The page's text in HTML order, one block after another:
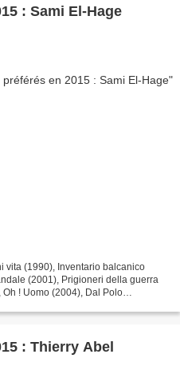
: Sami El-Hage
vita (1990), Inventario balcanico
(2001), Prigioneri della guerra
! Uomo (2004), Dal Polo
: Thierry Abel